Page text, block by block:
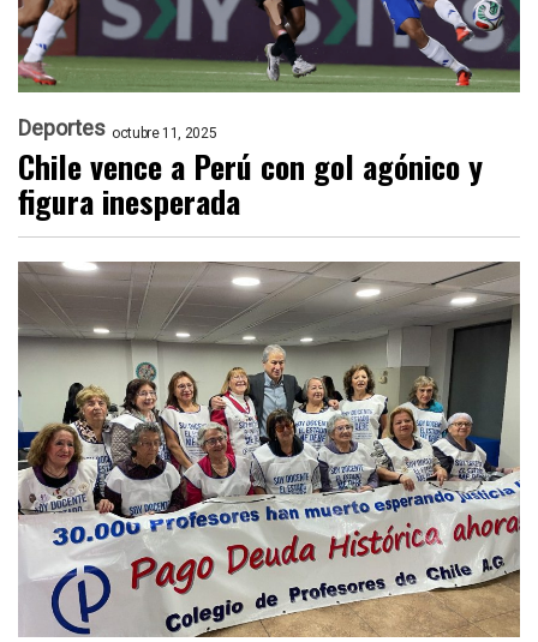
Deportes octubre 11, 2025
Chile vence a Perú con gol agónico y
figura inesperada